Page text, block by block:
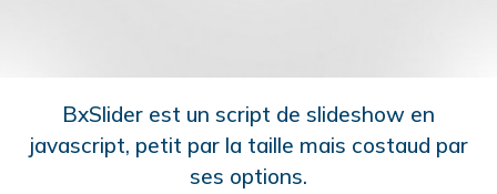
BxSlider est un script de slideshow en
javascript, petit par la taille mais costaud par
ses options.